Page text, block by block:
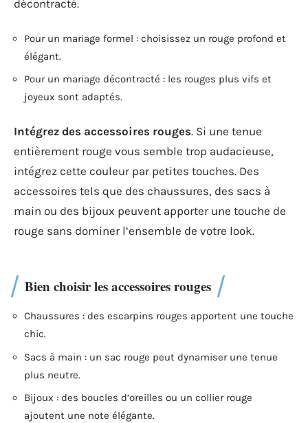
décontracté.
Pour un mariage formel : choisissez un rouge profond et
élégant.
Pour un mariage décontracté : les rouges plus vifs et
joyeux sont adaptés.
Intégrez des accessoires rouges. Si une tenue
entièrement rouge vous semble trop audacieuse,
intégrez cette couleur par petites touches. Des
accessoires tels que des chaussures, des sacs à
main ou des bijoux peuvent apporter une touche de
rouge sans dominer l’ensemble de votre look.
Bien choisir les accessoires rouges
Chaussures : des escarpins rouges apportent une touche
chic.
Sacs à main : un sac rouge peut dynamiser une tenue
plus neutre.
Bijoux : des boucles d’oreilles ou un collier rouge
ajoutent une note élégante.